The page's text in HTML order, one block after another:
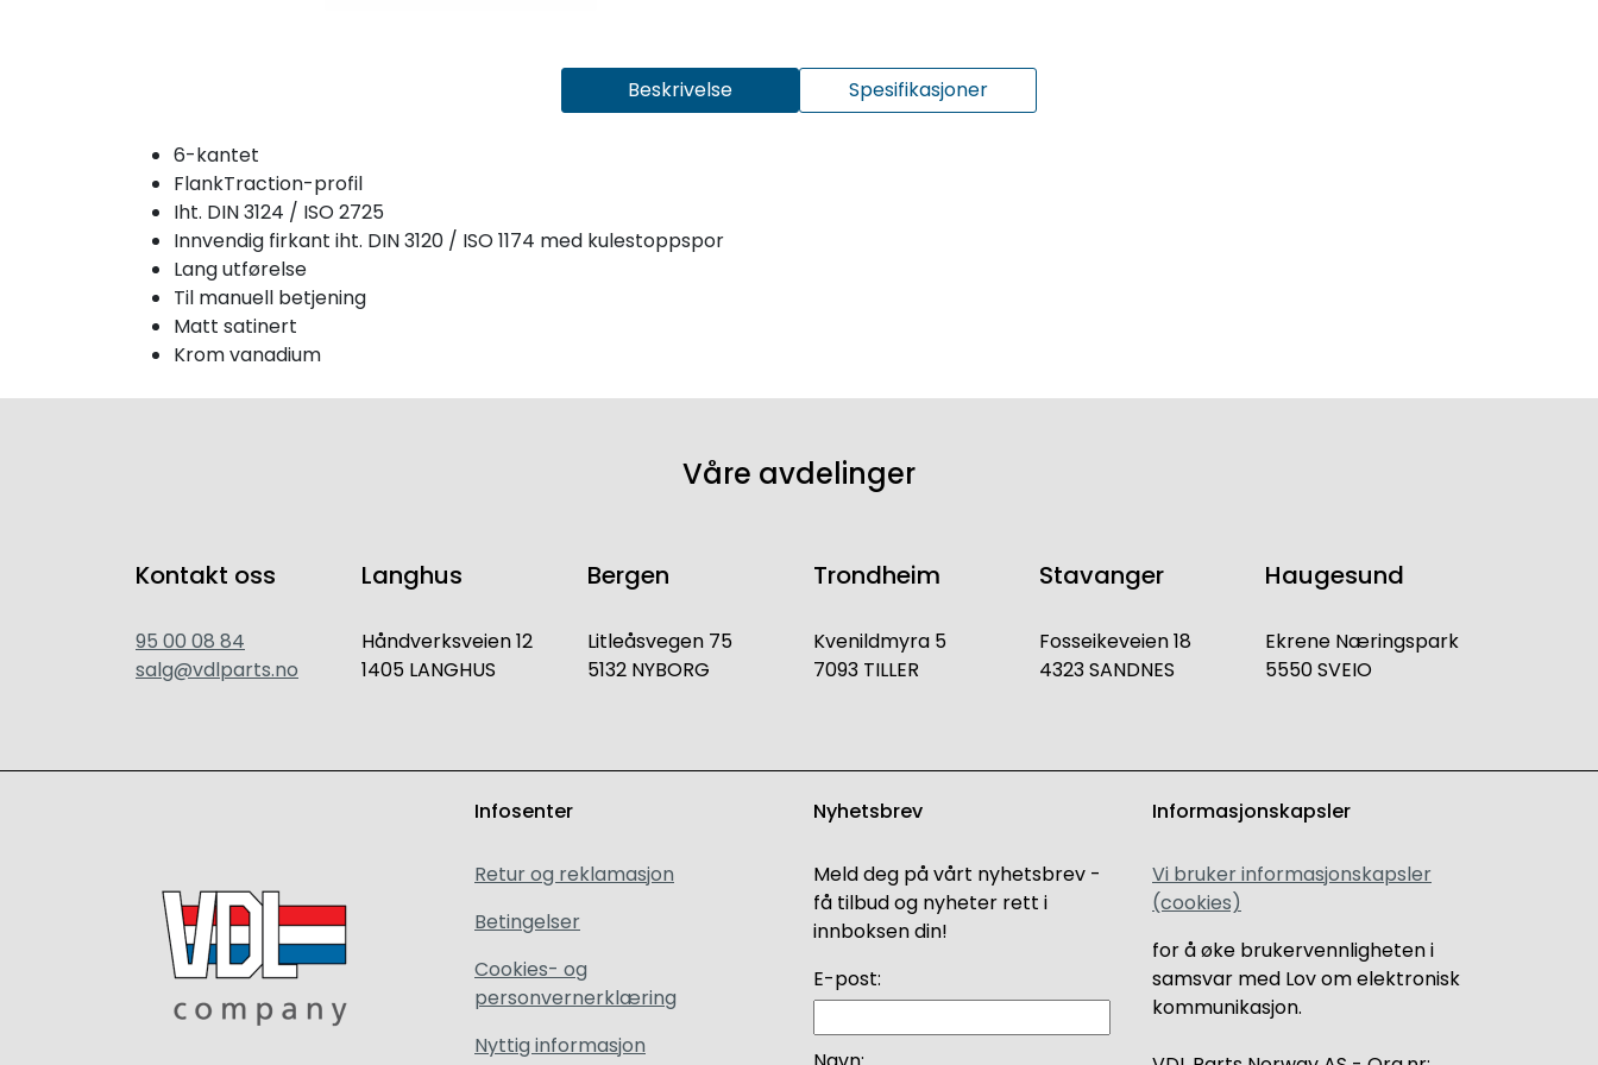
Beskrivelse Spesifikasjoner
6-kantet
FlankTraction-profil
Iht. DIN 3124 / ISO 2725
Innvendig firkant iht. DIN 3120 / ISO 1174 med kulestoppspor
Lang utførelse
Til manuell betjening
Matt satinert
Krom vanadium
Våre avdelinger
Kontakt oss
95 00 08 84
salg@vdlparts.no
Langhus
Håndverksveien 12
1405 LANGHUS
Bergen
Litleåsvegen 75
5132 NYBORG
Trondheim
Kvenildmyra 5
7093 TILLER
Stavanger
Fosseikeveien 18
4323 SANDNES
Haugesund
Ekrene Næringspark
5550 SVEIO
Infosenter
Retur og reklamasjon
Betingelser
Cookies- og
personvernerklæring
Nyttig informasjon
Nyhetsbrev
Meld deg på vårt nyhetsbrev -
få tilbud og nyheter rett i
innboksen din!
E-post:
Informasjonskapsler
Vi bruker informasjonskapsler
(cookies)
for å øke brukervennligheten i
samsvar med Lov om elektronisk
kommunikasjon.